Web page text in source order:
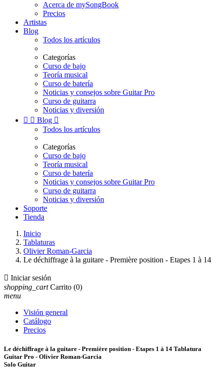
Acerca de mySongBook
Precios
Artistas
Blog
Todos los artículos
Categorías
Curso de bajo
Teoría musical
Curso de batería
Noticias y consejos sobre Guitar Pro
Curso de guitarra
Noticias y diversión
  Blog 
Todos los artículos
Categorías
Curso de bajo
Teoría musical
Curso de batería
Noticias y consejos sobre Guitar Pro
Curso de guitarra
Noticias y diversión
Soporte
Tienda
Inicio
Tablaturas
Olivier Roman-Garcia
Le déchiffrage à la guitare - Première position - Etapes 1 à 14
 Iniciar sesión
shopping_cart Carrito (0)
menu
Visión general
Catálogo
Precios
Le déchiffrage à la guitare - Première position - Etapes 1 à 14 Tablatura
Guitar Pro - Olivier Roman-Garcia
Solo Guitar